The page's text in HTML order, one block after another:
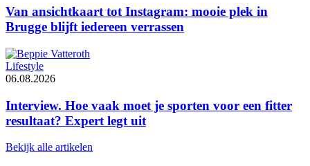
Van ansichtkaart tot Instagram: mooie plek in
Brugge blijft iedereen verrassen
Lifestyle
06.08.2026
Interview. Hoe vaak moet je sporten voor een fitter
resultaat? Expert legt uit
Bekijk alle artikelen